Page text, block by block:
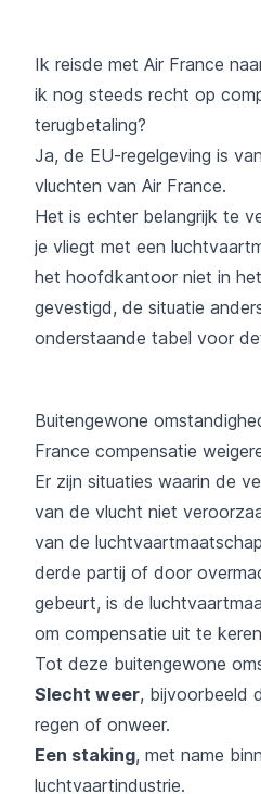
Ik reisde met Air France
ik nog steeds recht op
terugbetaling?
Ja, de EU-regelgeving is
vluchten van Air France.
Het is echter belangrijk te
je vliegt met een
het hoofdkantoor niet in
gevestigd, de situatie
onderstaande tabel voor
Buitengewone
France compensatie
Er zijn situaties waarin de
van de vlucht niet
van de
derde partij of door
gebeurt, is de
om compensatie uit te
Tot deze buitengewone
Slecht weer, bijvoorbeeld
regen of onweer.
Een staking, met name
luchtvaartindustrie.